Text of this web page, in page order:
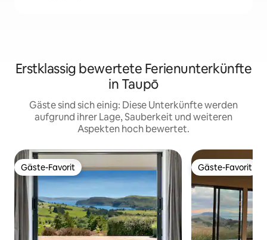
Erstklassig bewertete Ferienunterkünfte
in Taupō
Gäste sind sich einig: Diese Unterkünfte werden
aufgrund ihrer Lage, Sauberkeit und weiteren
Aspekten hoch bewertet.
Gäste-Favorit
Gäste-Favorit Gäste-Favorit
Gäste-Favorit